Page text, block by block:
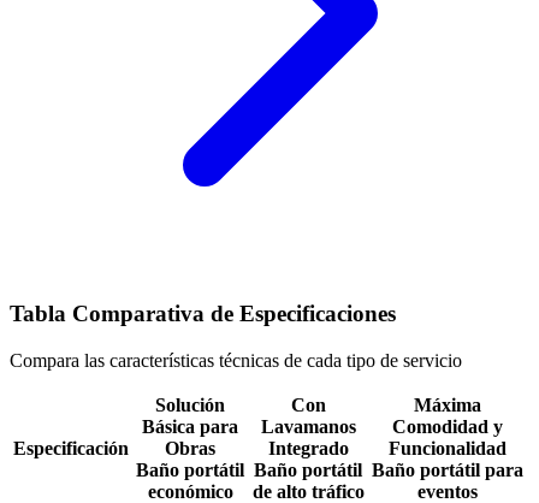
Tabla Comparativa de Especificaciones
Compara las características técnicas de cada tipo de servicio
Especificación
Solución
Básica para
Obras
Baño portátil
económico
Con
Lavamanos
Integrado
Baño portátil
de alto tráfico
Máxima
Comodidad y
Funcionalidad
Baño portátil para
eventos